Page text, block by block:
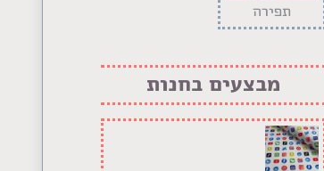
תפירה
מבצעים בחנות